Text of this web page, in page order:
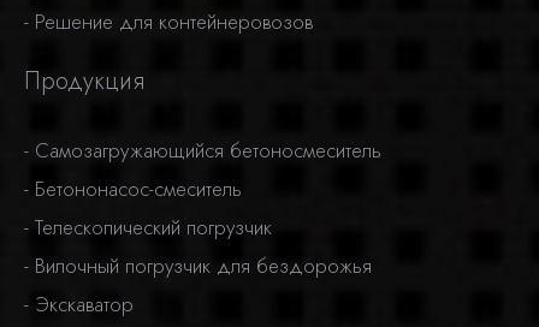
- Решение для контейнеровозов
Продукция
- Самозагружающийся бетоносмеситель
- Бетононасос-смеситель
- Телескопический погрузчик
- Вилочный погрузчик для бездорожья
- Экскаватор